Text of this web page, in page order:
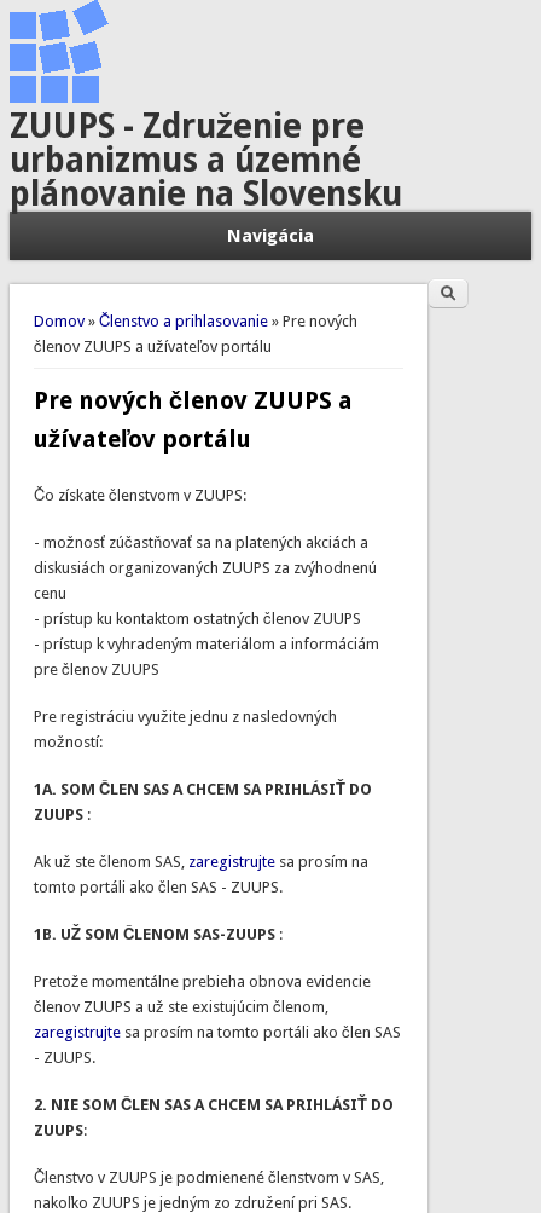
ZUUPS - Združenie pre
urbanizmus a územné
plánovanie na Slovensku
Navigácia
Nachádzate sa tu
Domov» Členstvo a prihlasovanie» Pre nových
členov ZUUPS a užívateľov portálu
Pre nových členov ZUUPS a
užívateľov portálu
Čo získate členstvom v ZUUPS:
- možnosť zúčastňovať sa na platených akciách a
diskusiách organizovaných ZUUPS za zvýhodnenú
cenu
- prístup ku kontaktom ostatných členov ZUUPS
- prístup k vyhradeným materiálom a informáciám
pre členov ZUUPS
Pre registráciu využite jednu z nasledovných
možností:
1A. SOM ČLEN SAS A CHCEM SA PRIHLÁSIŤ DO
ZUUPS :
Ak už ste členom SAS, zaregistrujtesa prosím na
tomto portáli ako člen SAS - ZUUPS.
1B. UŽ SOM ČLENOM SAS-ZUUPS :
Pretože momentálne prebieha obnova evidencie
členov ZUUPS a už ste existujúcim členom,
zaregistrujtesa prosím na tomto portáli ako člen SAS
- ZUUPS.
2. NIE SOM ČLEN SAS A CHCEM SA PRIHLÁSIŤ DO
ZUUPS:
Členstvo v ZUUPS je podmienené členstvom v SAS,
nakoľko ZUUPS je jedným zo združení pri SAS.
Vyhľadávanie Hľadať